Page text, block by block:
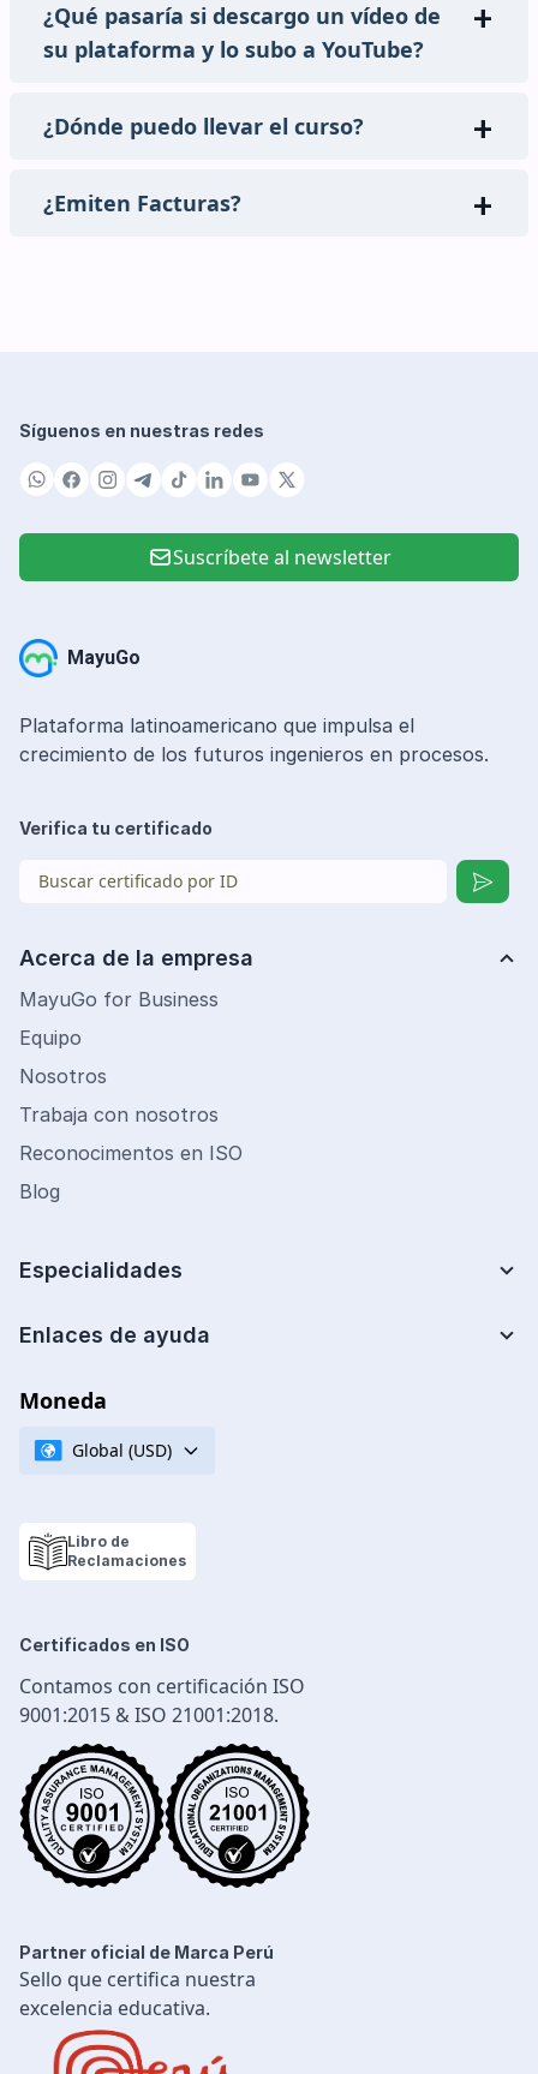
¿Qué pasaría si descargo un vídeo de
su plataforma y lo subo a YouTube?
¿Dónde puedo llevar el curso?
¿Emiten Facturas?
Síguenos en nuestras redes
Suscríbete al newsletter
MayuGo
Plataforma latinoamericano que impulsa el
crecimiento de los futuros ingenieros en procesos.
Verifica tu certificado
Acerca de la empresa
MayuGo for Business
Equipo
Nosotros
Trabaja con nosotros
Reconocimentos en ISO
Blog
Especialidades
Lean Six Sigma
Mejora de Procesos
Ingeniería Financiera
Ingeniería de Calidad
Cadena de Suministro
Seguridad Industrial
Gestión Industrial
Ingeniería de Procesos
Desarrollo Profesional
Ingeniería Civil
Enlaces de ayuda
Centro de ayuda
Preguntas frecuentes
Políticas de certificación
Políticas de privacidad
Moneda
Global (USD)
Libro de
Reclamaciones
Certificados en ISO
Contamos con certificación ISO
9001:2015 & ISO 21001:2018.
Partner oficial de Marca Perú
Sello que certifica nuestra
excelencia educativa.